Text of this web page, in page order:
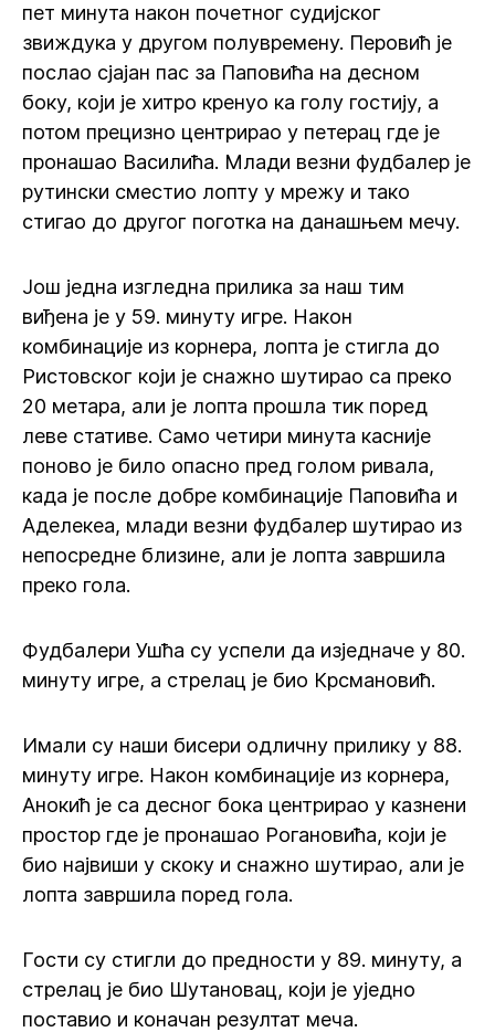
пет минута након почетног судијског
звиждука у другом полувремену. Перовић је
послао сјајан пас за Паповића на десном
боку, који је хитро кренуо ка голу гостију, а
потом прецизно центрирао у петерац где је
пронашао Василића. Млади везни фудбалер је
рутински сместио лопту у мрежу и тако
стигао до другог поготка на данашњем мечу.
Још једна изгледна прилика за наш тим
виђена је у 59. минуту игре. Након
комбинације из корнера, лопта је стигла до
Ристовског који је снажно шутирао са преко
20 метара, али је лопта прошла тик поред
леве стативе. Само четири минута касније
поново је било опасно пред голом ривала,
када је после добре комбинације Паповића и
Аделекеа, млади везни фудбалер шутирао из
непосредне близине, али је лопта завршила
преко гола.
Фудбалери Ушћа су успели да изједначе у 80.
минуту игре, а стрелац је био Крсмановић.
Имали су наши бисери одличну прилику у 88.
минуту игре. Након комбинације из корнера,
Анокић је са десног бока центрирао у казнени
простор где је пронашао Рогановића, који је
био највиши у скоку и снажно шутирао, али је
лопта завршила поред гола.
Гости су стигли до предности у 89. минуту, а
стрелац је био Шутановац, који је уједно
поставио и коначан резултат меча.